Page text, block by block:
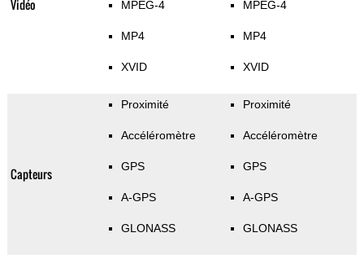
Vidéo
MPEG-4
MP4
XVID
MPEG-4
MP4
XVID
Capteurs
Proximité
Accéléromètre
GPS
A-GPS
GLONASS
Proximité
Accéléromètre
GPS
A-GPS
GLONASS